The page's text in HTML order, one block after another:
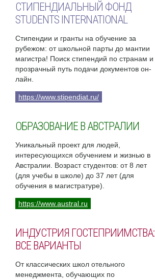
СТИПЕНДИАЛЬНЫЙ ФОНД
STUDENTS INTERNATIONAL
Стипендии и гранты на обучение за
рубежом: от школьной парты до мантии
магистра! Поиск стипендий по странам и
прозрачный путь подачи документов он-
лайн.
https://www.stipendiat.ru/
ОБРАЗОВАНИЕ В АВСТРАЛИИ
Уникальный проект для людей,
интересующихся обучением и жизнью в
Австралии. Возраст студентов: от 8 лет
(для учебы в школе) до 37 лет (для
обучения в магистратуре).
https://www.austral.ru
ИНДУСТРИЯ ГОСТЕПРИИМСТВА:
ВСЕ ВАРИАНТЫ
От классических школ отельного
менеджмента, обучающих по